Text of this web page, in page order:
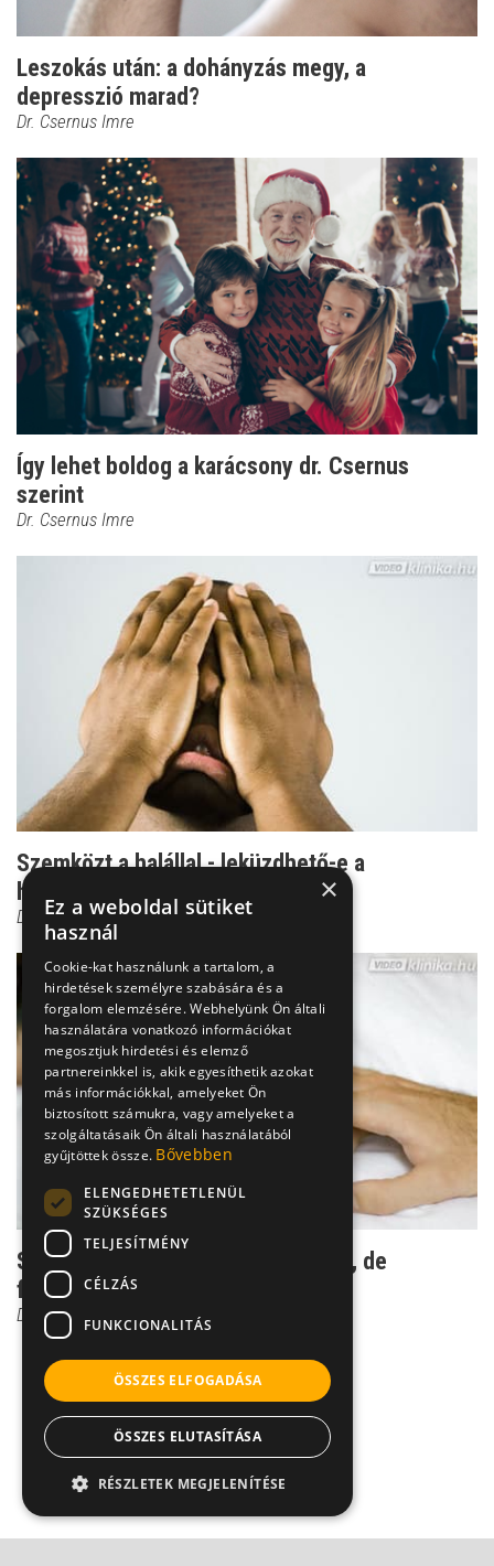
Leszokás után: a dohányzás megy, a
depresszió marad?
Dr. Csernus Imre
Így lehet boldog a karácsony dr. Csernus
szerint
Dr. Csernus Imre
Szemközt a halállal - leküzdhető-e a
halálfélelem?
Dr. Ormay István
Szeretetfüggőség - nem betegség, de
foglalkozni kell vele
Dr. Ormay István
×
Ez a weboldal sütiket
használ
Cookie-kat használunk a tartalom, a
hirdetések személyre szabására és a
forgalom elemzésére. Webhelyünk Ön általi
használatára vonatkozó információkat
megosztjuk hirdetési és elemző
partnereinkkel is, akik egyesíthetik azokat
más információkkal, amelyeket Ön
biztosított számukra, vagy amelyeket a
szolgáltatásaik Ön általi használatából
gyűjtöttek össze. Bővebben
ELENGEDHETETLENÜL
SZÜKSÉGES
TELJESÍTMÉNY
CÉLZÁS
FUNKCIONALITÁS
ÖSSZES ELFOGADÁSA
ÖSSZES ELUTASÍTÁSA
RÉSZLETEK MEGJELENÍTÉSE